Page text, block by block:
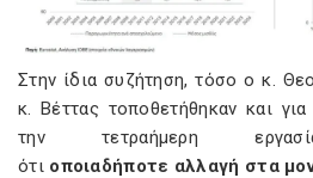
Στην ίδια συζήτηση, τόσο ο κ.
κ. Βέττας τοποθετήθηκαν και
την τετραήμερη
ότιοποιαδήποτε αλλαγή στα